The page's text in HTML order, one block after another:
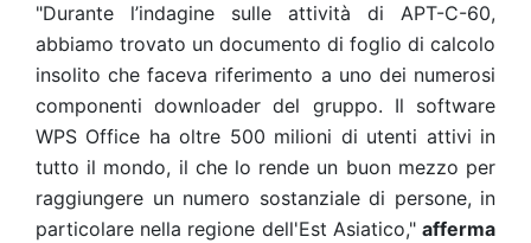
"Durante l’indagine sulle attività di APT-C-60,
abbiamo trovato un documento di foglio di calcolo
insolito che faceva riferimento a uno dei numerosi
componenti downloader del gruppo. Il software
WPS Office ha oltre 500 milioni di utenti attivi in
tutto il mondo, il che lo rende un buon mezzo per
raggiungere un numero sostanziale di persone, in
particolare nella regione dell'Est Asiatico," afferma